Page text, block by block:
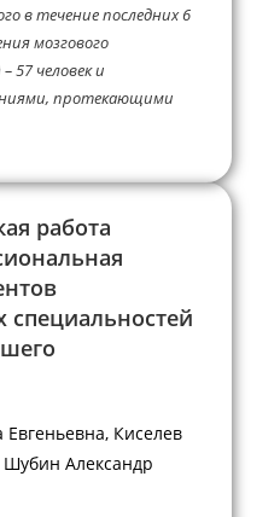
в течение последних 6
мозгового
57 человек и
протекающими
работа
специальностей
Киселев
Александр